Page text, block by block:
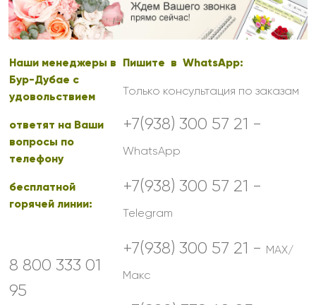
Наши менеджеры в
Бур-Дубае с
удовольствием
ответят на Ваши
вопросы по
телефону
бесплатной
горячей линии:
8 800 333 01
95
Пишите в WhatsApp:
Только консультация по заказам
+7(938) 300 57 21 -
WhatsApp
+7(938) 300 57 21 -
Telegram
+7(938) 300 57 21 - MAX/
Макс